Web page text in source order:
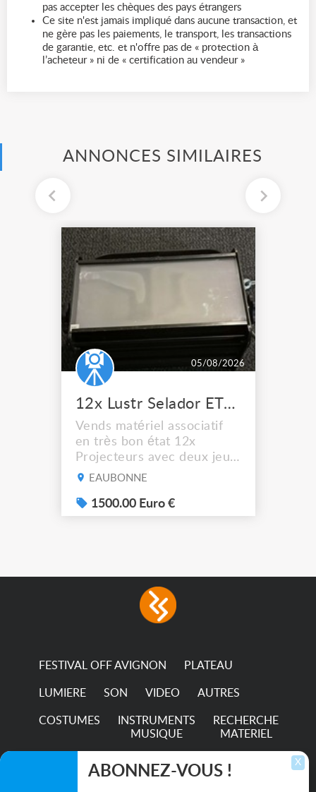
pas accepter les chèques des pays étrangers
Ce site n'est jamais impliqué dans aucune transaction, et
ne gère pas les paiements, le transport, les transactions
de garantie, etc. et n'offre pas de « protection à
l’acheteur » ni de « certification au vendeur »
ANNONCES SIMILAIRES
05/08/2026
12x Lustr Selador ETC Led 7x colors filtres
Vends matériel associatif
en très bon état 12x
Projecteurs avec deux jeux
de filtre filtre Lustr Selador
system – seven colour
LEDs providing the
consumption The
permanence of a 50,000-
EAUBONNE
1500.00 Euro €
FESTIVAL OFF AVIGNON PLATEAU
LUMIERE SON VIDEO AUTRES
COSTUMES
INSTRUMENTS
MUSIQUE
RECHERCHE
MATERIEL
TRANSPORTS X
ABONNEZ-VOUS !